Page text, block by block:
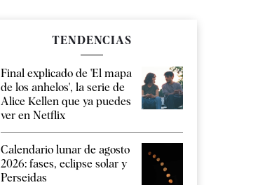
TENDENCIAS
Final explicado de 'El mapa
de los anhelos', la serie de
Alice Kellen que ya puedes
ver en Netflix
Calendario lunar de agosto
2026: fases, eclipse solar y
Perseidas